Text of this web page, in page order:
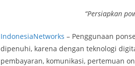
“Persiapkan
IndonesiaNetworks – Penggunaan
dipenuhi, karena dengan teknologi
pembayaran, komunikasi, pertemuan